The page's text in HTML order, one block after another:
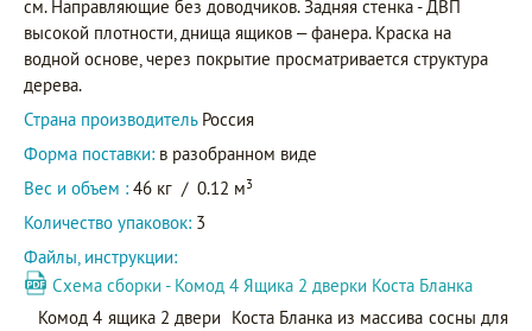
см. Направляющие без доводчиков. Задняя стенка - ДВП
высокой плотности, днища ящиков – фанера. Краска на
водной основе, через покрытие просматривается структура
дерева.
Страна производитель Россия
Форма поставки: в разобранном виде
Вес и объем : 46 кг / 0.12 м3
Количество упаковок: 3
Файлы, инструкции:
Схема сборки - Комод 4 Ящика 2 дверки Коста Бланка
Комод 4 ящика 2 двери Коста Бланка из массива сосны для